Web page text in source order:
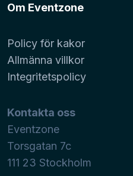
Om Eventzone
Policy för kakor
Allmänna villkor
Integritetspolicy
Kontakta oss
Eventzone
Torsgatan 7c
111 23 Stockholm